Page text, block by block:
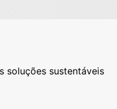
soluções sustentáveis